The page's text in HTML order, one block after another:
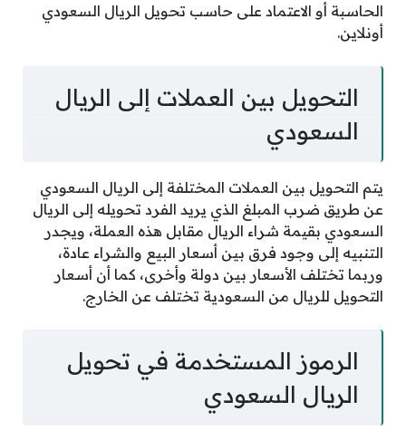
الحاسبة أو الاعتماد على حاسب تحويل الريال السعودي
أونلاين.
التحويل بين العملات إلى الريال
السعودي
يتم التحويل بين العملات المختلفة إلى الريال السعودي
عن طريق ضرب المبلغ الذي يريد الفرد تحويله إلى الريال
السعودي بقيمة شراء الريال مقابل هذه العملة، ويجدر
التنبيه إلى وجود فرق بين أسعار البيع والشراء عادة،
وربما تختلف الأسعار بين دولة وأخرى، كما أن أسعار
التحويل للريال من السعودية تختلف عن الخارج.
الرموز المستخدمة في تحويل
الريال السعودي